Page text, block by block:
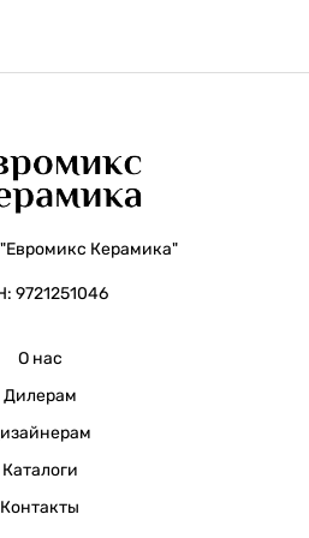
Керамика"
9721251046
О нас
Дилерам
Каталоги
Контакты